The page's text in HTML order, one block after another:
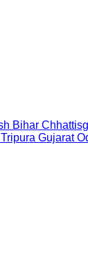
Bihar
Tripura Gujarat